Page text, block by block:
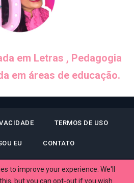
em Letras , Pedagogia
em áreas de educação.
TERMOS DE USO
EU CONTATO
to improve your experience. We'll
but you can opt-out if you wish.